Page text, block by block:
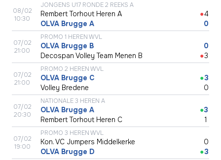
08/02
10:30
JONGENS U17 RONDE 2 REEKS A
Rembert Torhout Heren A
OLVA Brugge A
●4
0
07/02
21:00
PROMO 1 HEREN WVL
OLVA Brugge B
Decospan Volley Team Menen B
●
0
3
07/02
21:00
PROMO 2 HEREN WVL
OLVA Brugge C
Volley Bredene
●3
0
07/02
20:30
NATIONALE 3 HEREN A
OLVA Brugge A
Rembert Torhout Heren C
●3
1
07/02
19:00
PROMO 3 HEREN WVL
Kon. VC Jumpers Middelkerke
OLVA Brugge D
●
0
3